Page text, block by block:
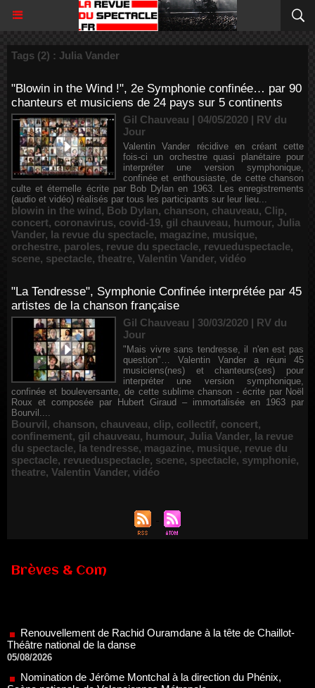
Tags (2) : Julia Vander
"Blowin in the Wind !", 2e Symphonie confinée… par 90
chanteurs et musiciens de 24 pays sur 5 continents
Gil Chauveau | 04/05/2020 | RV du
Jour
Valentin Vander récidive en créant cette
fois-ci un orchestre quasi planétaire pour
interpréter une version symphonique,
confinée et enthousiaste, de cette chanson
culte et éternelle écrite par Bob Dylan en 1963. Les enregistrements
(audio et vidéo) réalisés par tous les participants sur leur lieu...
blowin in the wind, Bob Dylan, chanson, chauveau, Clip,
concert, coronavirus, covid-19, gil chauveau, humour, Julia
Vander, la revue du spectacle, magazine, musique,
orchestre, paroles, revue du spectacle, revueduspectacle,
scene, spectacle, theatre, Valentin Vander, vidéo
"La Tendresse", Symphonie Confinée interprétée par 45
artistes de la chanson française
Gil Chauveau | 30/03/2020 | RV du
Jour
"Mais vivre sans tendresse, il n'en est pas
question"… Valentin Vander a réuni 45
musiciens(nes) et chanteurs(ses) pour
interpréter une version symphonique,
confinée et bouleversante, de cette sublime chanson - écrite par Noël
Roux et composée par Hubert Giraud – immortalisée en 1963 par
Bourvil....
Bourvil, chanson, chauveau, clip, collectif, concert,
confinement, gil chauveau, humour, Julia Vander, la revue
du spectacle, la tendresse, magazine, musique, revue du
spectacle, revueduspectacle, scene, spectacle, symphonie,
theatre, Valentin Vander, vidéo
Brèves & Com
05/08/2026
Nomination de Jérôme Montchal à la direction du Phénix,
Scène nationale de Valenciennes Métropole
22/07/2026